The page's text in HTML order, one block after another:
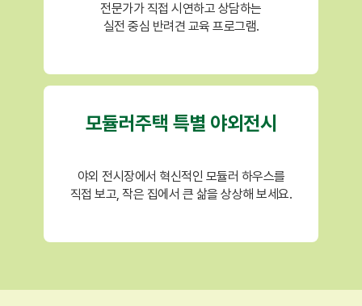
전문가가 직접 시연하고 상담하는
실전 중심 반려견 교육 프로그램.
모듈러주택 특별 야외전시
야외 전시장에서 혁신적인 모듈러 하우스를
직접 보고, 작은 집에서 큰 삶을 상상해 보세요.